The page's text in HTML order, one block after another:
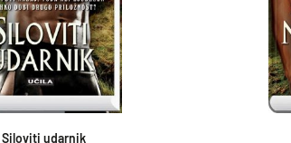
Siloviti udarnik
Dodaj v košarico